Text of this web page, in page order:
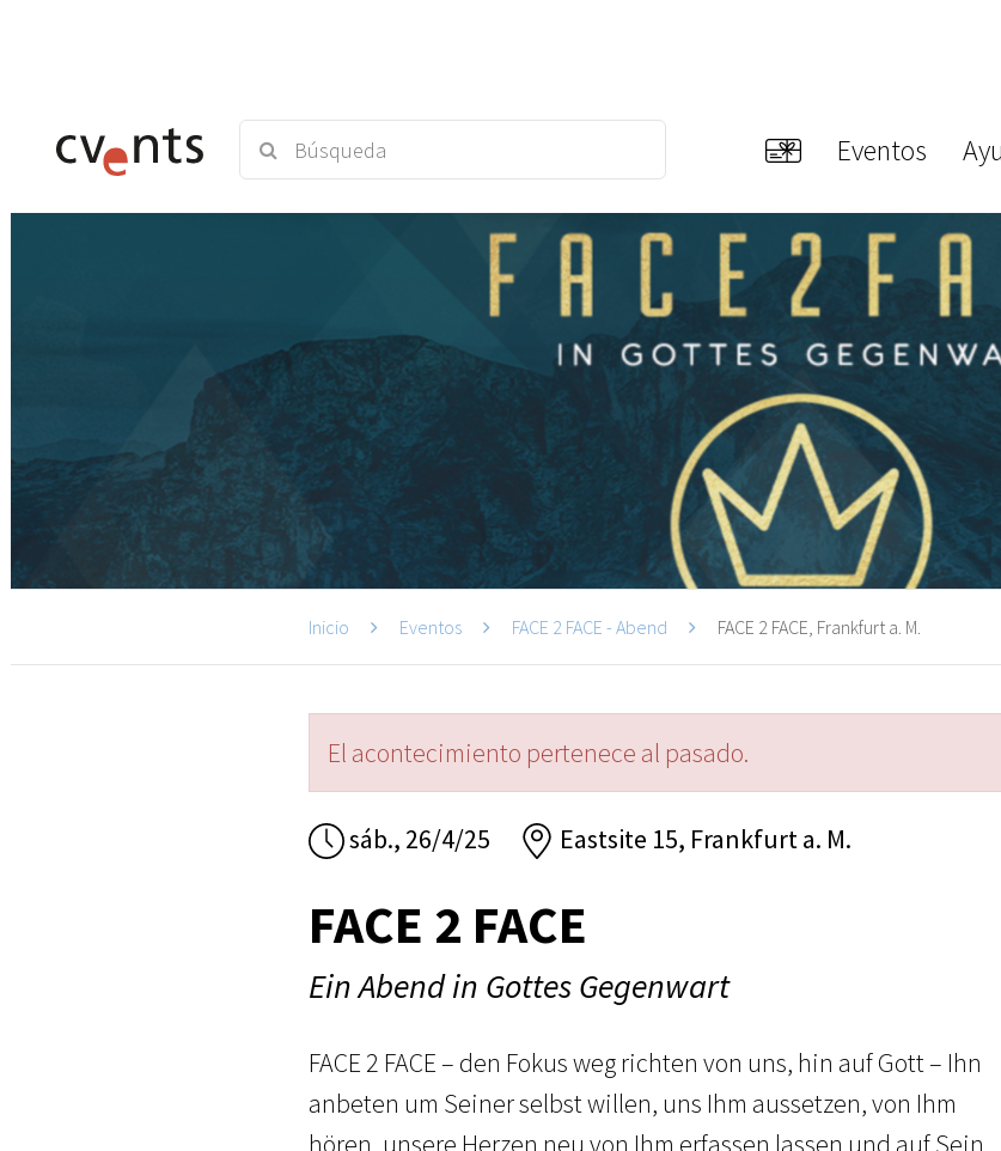
Eventos
Inicio Eventos FACE 2 FACE - Abend FACE 2 FACE, Frankfurt a. M.
El acontecimiento pertenece al pasado.
sáb., 26/4/25 Eastsite 15, Frankfurt a. M.
FACE 2 FACE
Ein Abend in Gottes Gegenwart
FACE 2 FACE – den Fokus weg richten von uns, hin auf Gott – Ihn
anbeten um Seiner selbst willen, uns Ihm aussetzen, von Ihm